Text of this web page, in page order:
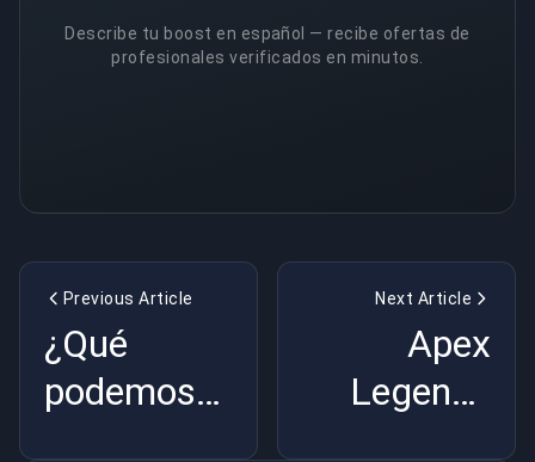
Describe tu boost en español — recibe ofertas de
profesionales verificados en minutos.
Previous Article
¿Qué
podemos
Next Article
Apex
Legends